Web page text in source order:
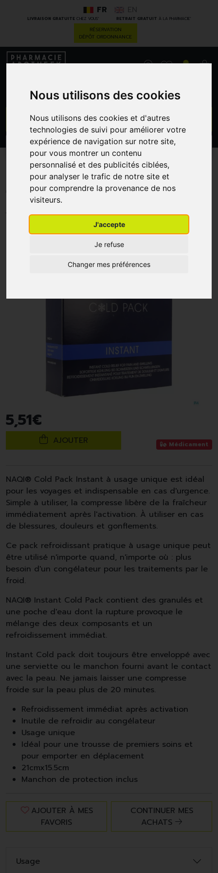
Nous utilisons des cookies
Nous utilisons des cookies et d'autres
technologies de suivi pour améliorer votre
expérience de navigation sur notre site,
pour vous montrer un contenu
personnalisé et des publicités ciblées,
pour analyser le trafic de notre site et
pour comprendre la provenance de nos
visiteurs.
J'accepte
Je refuse
Changer mes préférences
LIVRAISON GRATUITECHEZ VOUS* RETRAIT GRATUIT À LA PHARMACIE*
FR
RÉSERVATION
DÉPÔT ORDONNANCE
0
CATÉGORIES PROMOS
Naqi Instant Cold Pack
17X15C
HEALTH CARE TRADING - NAQI
5,51€
AJOUTER Médicament
NAQI® Cold Pack Instant à usage unique est idéal
pour les voyages et indispensable en cas d'urgence.
Simple à utiliser, la compresse libère de la fraîcheur
immédiatement après l'activation. À utiliser en cas
de blessures, douleurs et gonflements.
Ce pack refroidissant pratique à usage unique peut
être utilisé n'importe quand, n'importe où : plus
besoin d'un congélateur pour les traitements par le
froid.
NAQI® Instant Cold Pack contient des granulés et
une poche d'eau dont la rupture provoque le
mélange des deux composants et un
refroidissement immédiat.
Instant Cold pack doit toujours être enveloppé avec
une serviette ou le manchon fourni avant le contact
avec la peau. Ne jamais laisser une compresse
froide sur la peau plus de 20 minutes.
Refroidissement immédiat après activation
Inutile de refroidir au congélateur
Usage unique
Idéal pour une trousse de premiers soins et
pour emporter en déplacement
21cmx15.5cm
Manchon de protection inclus
AJOUTER À MES
FAVORIS
CONTINUER MES
ACHATS
Usage